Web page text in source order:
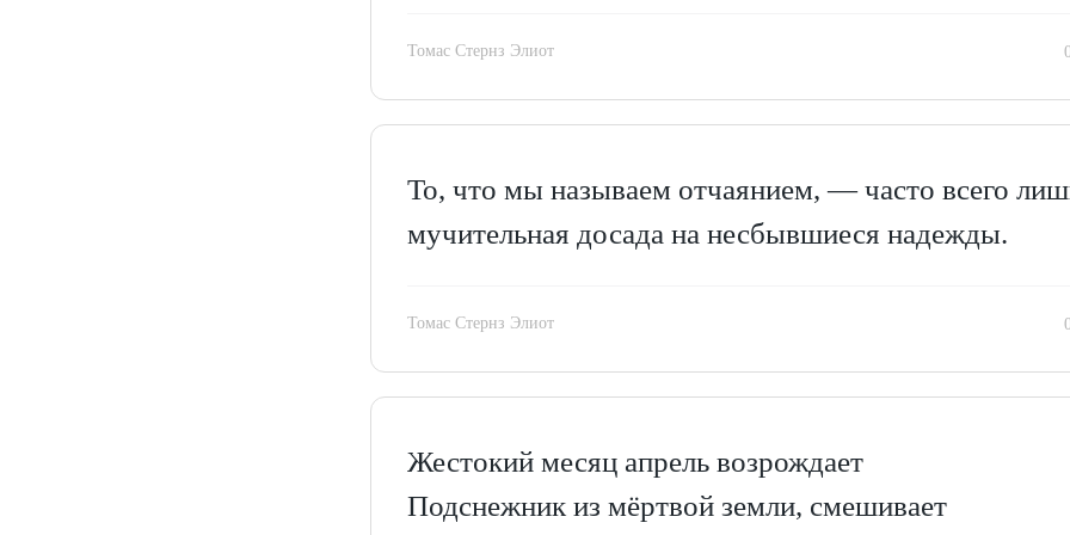
Томас Стернз Элиот
То, что мы называем отчаянием, — часто всего
мучительная досада на несбывшиеся надежды.
Томас Стернз Элиот
Жестокий месяц апрель возрождает
Подснежник из мёртвой земли, смешивает